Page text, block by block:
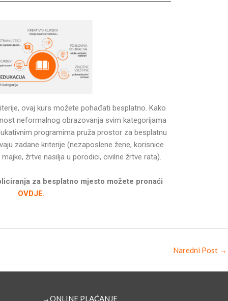
ovaj kurs možete pohađati besplatno. Kako
neformalnog obrazovanja svim kategorijama
programima pruža prostor za besplatnu
zadane kriterije (nezaposlene žene, korisnice
žrtve nasilja u porodici, civilne žrtve rata).
za besplatno mjesto možete pronaći
OVDJE.
Naredni Post →
→ONLINE PLAĆANJE